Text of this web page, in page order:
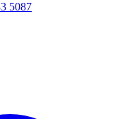
5087